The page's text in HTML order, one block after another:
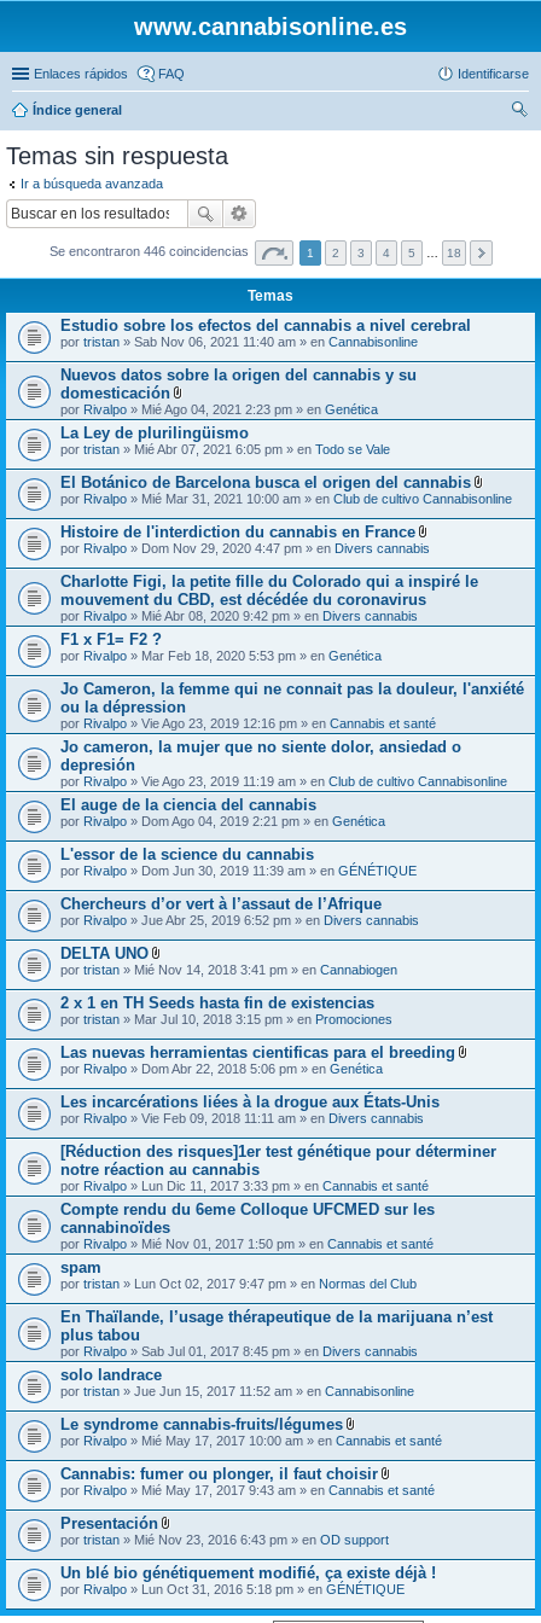
www.cannabisonline.es
Enlaces rápidos FAQ Identificarse
Índice general
Temas sin respuesta
Ir a búsqueda avanzada
Se encontraron 446 coincidencias 1 2 3 4 5 18
Temas
Estudio sobre los efectos del cannabis a nivel cerebral
por tristan » Sab Nov 06, 2021 11:40 am » en Cannabisonline
Nuevos datos sobre la origen del cannabis y su
domesticación
A
d
j
u
t
o
(
s
)
por Rivalpo » Mié Ago 04, 2021 2:23 pm » en Genética
La Ley de plurilingüismo
por tristan » Mié Abr 07, 2021 6:05 pm » en Todo se Vale
El Botánico de Barcelona busca el origen del cannabis
A
j
t
)
por Rivalpo » Mié Mar 31, 2021 10:00 am » en Club de cultivo Cannabisonline
Histoire de l'interdiction du cannabis en France
A
j
u
o
)
por Rivalpo » Dom Nov 29, 2020 4:47 pm » en Divers cannabis
Charlotte Figi, la petite fille du Colorado qui a inspiré le
mouvement du CBD, est décédée du coronavirus
por Rivalpo » Mié Abr 08, 2020 9:42 pm » en Divers cannabis
F1 x F1= F2 ?
por Rivalpo » Mar Feb 18, 2020 5:53 pm » en Genética
Jo Cameron, la femme qui ne connait pas la douleur, l'anxiété
ou la dépression
por Rivalpo » Vie Ago 23, 2019 12:16 pm » en Cannabis et santé
Jo cameron, la mujer que no siente dolor, ansiedad o
depresión
por Rivalpo » Vie Ago 23, 2019 11:19 am » en Club de cultivo Cannabisonline
El auge de la ciencia del cannabis
por Rivalpo » Dom Ago 04, 2019 2:21 pm » en Genética
L'essor de la science du cannabis
por Rivalpo » Dom Jun 30, 2019 11:39 am » en GÉNÉTIQUE
Chercheurs d’or vert à l’assaut de l’Afrique
por Rivalpo » Jue Abr 25, 2019 6:52 pm » en Divers cannabis
DELTA UNO
A
j
u
n
t
o
(
)
por tristan » Mié Nov 14, 2018 3:41 pm » en Cannabiogen
2 x 1 en TH Seeds hasta fin de existencias
por tristan » Mar Jul 10, 2018 3:15 pm » en Promociones
Las nuevas herramientas cientificas para el breeding
j
t
o
)
por Rivalpo » Dom Abr 22, 2018 5:06 pm » en Genética
Les incarcérations liées à la drogue aux États-Unis
por Rivalpo » Vie Feb 09, 2018 11:11 am » en Divers cannabis
[Réduction des risques]1er test génétique pour déterminer
notre réaction au cannabis
por Rivalpo » Lun Dic 11, 2017 3:33 pm » en Cannabis et santé
Compte rendu du 6eme Colloque UFCMED sur les
cannabinoïdes
por Rivalpo » Mié Nov 01, 2017 1:50 pm » en Cannabis et santé
spam
por tristan » Lun Oct 02, 2017 9:47 pm » en Normas del Club
En Thaïlande, l’usage thérapeutique de la marijuana n’est
plus tabou
por Rivalpo » Sab Jul 01, 2017 8:45 pm » en Divers cannabis
solo landrace
por tristan » Jue Jun 15, 2017 11:52 am » en Cannabisonline
Le syndrome cannabis-fruits/légumes
A
j
u
n
t
(
)
por Rivalpo » Mié May 17, 2017 10:00 am » en Cannabis et santé
Cannabis: fumer ou plonger, il faut choisir
A
j
t
o
(
)
por Rivalpo » Mié May 17, 2017 9:43 am » en Cannabis et santé
Presentación
A
j
u
n
t
por tristan » Mié Nov 23, 2016 6:43 pm » en OD support
Un blé bio génétiquement modifié, ça existe déjà !
por Rivalpo » Lun Oct 31, 2016 5:18 pm » en GÉNÉTIQUE